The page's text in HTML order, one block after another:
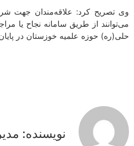
وی تصریح کرد: علاقه‌مندان جهت
حلی(ره) حوزه علمیه خوزستان در
نویسنده: